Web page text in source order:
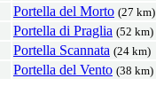
Portella del Morto (27 km)
Portella di Praglia (52 km)
Portella Scannata (24 km)
Portella del Vento (38 km)